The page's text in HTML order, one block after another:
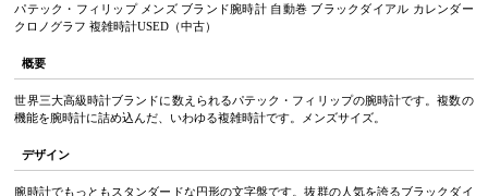
パテック・フィリップ メンズ ブランド腕時計 自動巻 ブラックダイアル カレンダー
クロノグラフ 複雑時計USED（中古）
概要
世界三大高級時計ブランドに数えられるパテック・フィリップの腕時計です。複数の
機能を腕時計に詰め込んだ、いわゆる複雑時計です。メンズサイズ。
デザイン
腕時計でもっともスタンダードな円形の文字盤です。抜群の人気を誇るブラックダイ